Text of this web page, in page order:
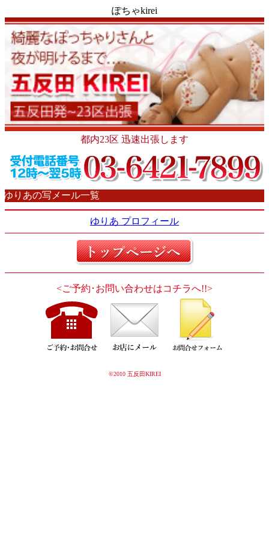
ぽちゃkirei
都内23区 迅速出張します
ゆりあの写メール一覧
ゆりあ プロフィール
<ご予約･お問い合わせはコチラへ!!>
©2010 五反田KIREI